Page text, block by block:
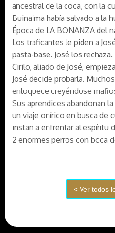
ancestral de la coca, con la
Buinaima había salvado a la
Época de LA BONANZA del
Los traficantes le piden a
pasta-base. José los
Cirilo, aliado de José,
José decide probarla.
enloquece creyéndose
Sus aprendices abandonan
un viaje onírico en busca de
instan a enfrentar al espíritu
2 enormes perros con boca